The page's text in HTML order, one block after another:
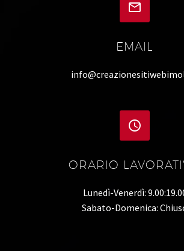


EMAIL


ORARIO
Lunedì-Venerdì:
Sabato-Domenica: